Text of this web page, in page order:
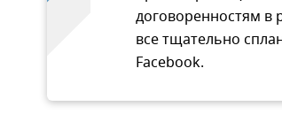
договоренностям в
все тщательно
Facebook.